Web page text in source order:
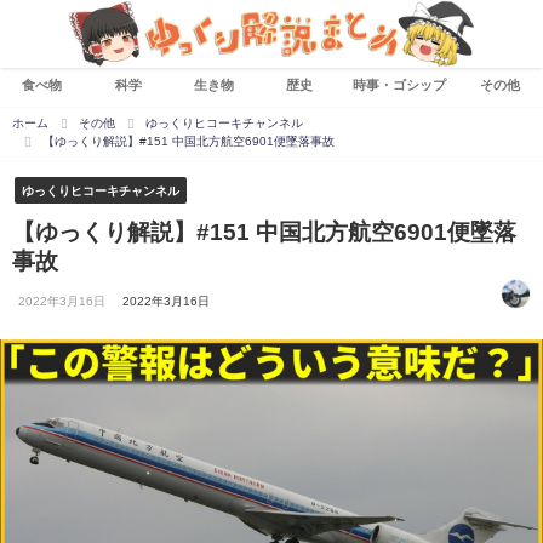
食べ物 科学 生き物 歴史 時事・ゴシップ その他
ホーム その他
ゆっくりヒコーキチャンネル
【ゆっくり解説】#151 中国北方航空6901便墜落事故
ゆっくりヒコーキチャンネル
【ゆっくり解説】#151 中国北方航空6901便墜落
事故
2022年3月16日 2022年3月16日